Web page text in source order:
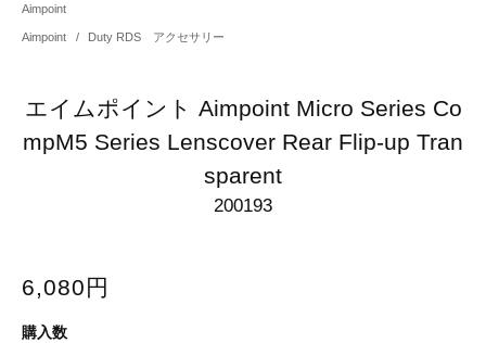
Aimpoint
Aimpoint / Duty RDS アクセサリー
エイムポイント Aimpoint Micro Series Co
mpM5 Series Lenscover Rear Flip-up Tran
sparent
200193
6,080円
購入数